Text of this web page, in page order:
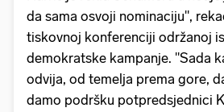
da sama osvoji nominaciju",
tiskovnoj konferenciji održanoj
demokratske kampanje. "Sada
odvija, od temelja prema gore,
damo podršku potpredsjednici